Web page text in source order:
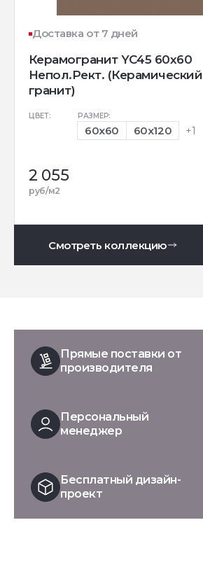
Доставка от 7 дней
Керамогранит YC45 60x60
Непол.Рект. (Керамический
гранит)
ЦВЕТ: РАЗМЕР:
60x60 60x120 +1
2 055
руб/м2
Смотреть коллекцию
Прямые поставки от
производителя
Персональный
менеджер
Бесплатный дизайн-
проект